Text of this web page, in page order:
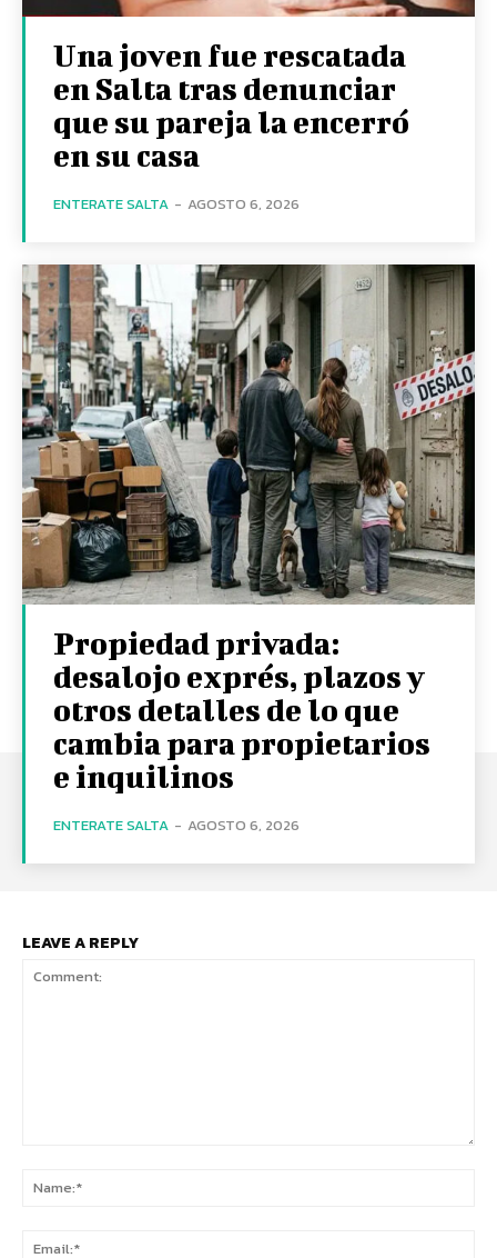
Una joven fue rescatada
en Salta tras denunciar
que su pareja la encerró
en su casa
ENTERATE SALTA - AGOSTO 6, 2026
Propiedad privada:
desalojo exprés, plazos y
otros detalles de lo que
cambia para propietarios
e inquilinos
ENTERATE SALTA - AGOSTO 6, 2026
LEAVE A REPLY